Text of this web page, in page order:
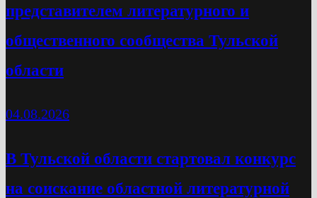
представителем литературного и
общественного сообщества Тульской
области
04.08.2026
В Тульской области стартовал конкурс
на соискание областной литературной